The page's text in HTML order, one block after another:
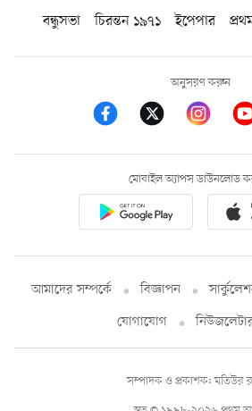
বন্ধুসভা
চিরন্তন ১৯৭১ ইপেপার
অনুসরণ করুন
মোবাইল অ্যাপস ডাউনলোড
আমাদের সম্পর্কে বিজ্ঞাপন
যোগাযোগ
সম্পাদক ও প্রকাশক: মতিউর